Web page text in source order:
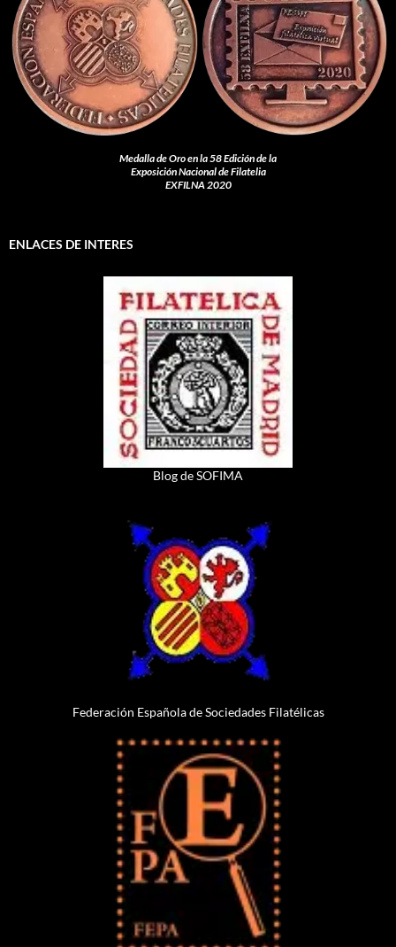
Medalla de Oro en la 58 Edición de la
Exposición Nacional de Filatelia
EXFILNA 2020
ENLACES DE INTERES
Blog de SOFIMA
Federación Española de Sociedades Filatélicas